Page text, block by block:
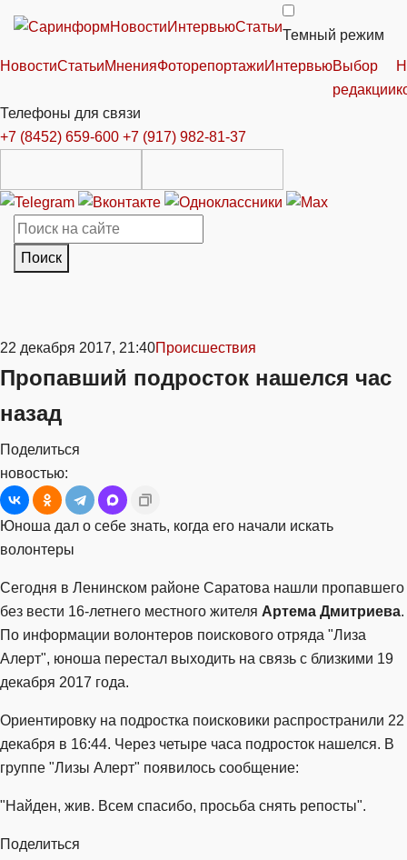
НовостиИнтервьюСтатьи
Темный режим
НовостиСтатьиМненияФоторепортажиИнтервьюВыбор
редакции
Телефоны для связи
+7 (8452) 659-600 +7 (917) 982-81-37
Поиск
22 декабря 2017, 21:40Происшествия
Пропавший подросток нашелся час
назад
Поделиться
новостью:
Юноша дал о себе знать, когда его начали искать
волонтеры
Сегодня в Ленинском районе Саратова нашли пропавшего
без вести 16-летнего местного жителя Артема Дмитриева.
По информации волонтеров поискового отряда "Лиза
Алерт", юноша перестал выходить на связь с близкими 19
декабря 2017 года.
Ориентировку на подростка поисковики распространили 22
декабря в 16:44. Через четыре часа подросток нашелся. В
группе "Лизы Алерт" появилось сообщение:
"Найден, жив. Всем спасибо, просьба снять репосты".
Поделиться